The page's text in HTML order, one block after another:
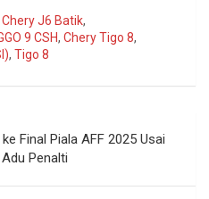
Chery J6 Batik,
9 CSH, Chery Tigo 8,
, Tigo 8
Final Piala AFF 2025 Usai
Penalti